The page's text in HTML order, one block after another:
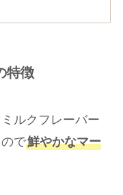
特徴
ルクフレーバー
で鮮やかなマー